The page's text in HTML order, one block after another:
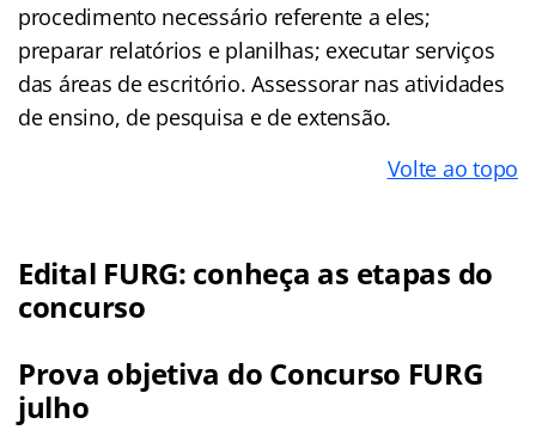
procedimento necessário referente a eles;
preparar relatórios e planilhas; executar serviços
das áreas de escritório. Assessorar nas atividades
de ensino, de pesquisa e de extensão.
Volte ao topo
Edital FURG: conheça as etapas do
concurso
Prova objetiva do Concurso FURG
julho